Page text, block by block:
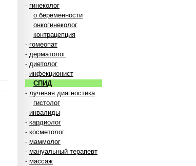
- гинеколог
о беременности
онкогинеколог
контрацепция
- гомеопат
- дерматолог
- диетолог
- инфекционист
СПИД
- лучевая диагностика
гистолог
- инвалиды
- кардиолог
- косметолог
- маммолог
- мануальный терапевт
- массаж